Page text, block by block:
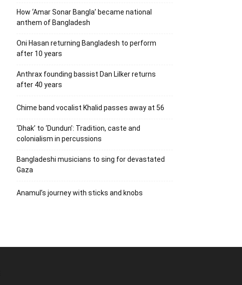
How ‘Amar Sonar Bangla’ became national
anthem of Bangladesh
Oni Hasan returning Bangladesh to perform
after 10 years
Anthrax founding bassist Dan Lilker returns
after 40 years
Chime band vocalist Khalid passes away at 56
‘Dhak’ to ‘Dundun’: Tradition, caste and
colonialism in percussions
Bangladeshi musicians to sing for devastated
Gaza
Anamul’s journey with sticks and knobs